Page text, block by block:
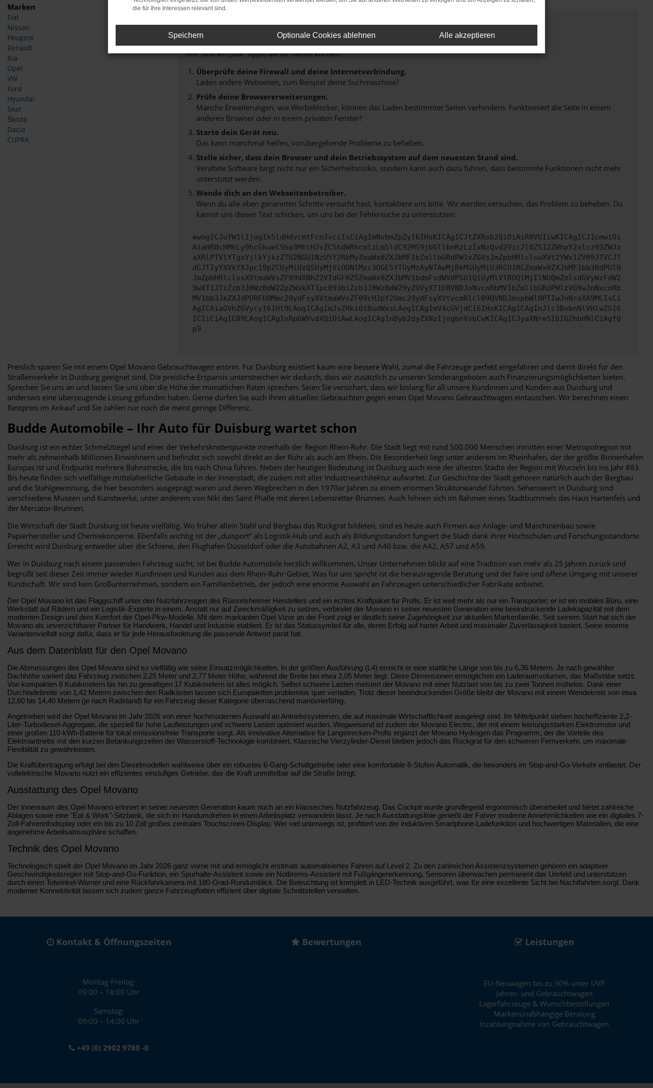
Marken
Fiat
Nissan
Peugeot
Renault
Kia
Opel
VW
Ford
Hyundai
Seat
Škoda
Dacia
CUPRA
Fehler: Network Error
Hier sind ein paar Tipps, die dir helfen können:
Überprüfe deine Firewall und deine Internetverbindung.
Laden andere Webseiten, zum Beispiel deine Suchmaschine?
Prüfe deine Browsererweiterungen.
Manche Erweiterungen, wie Werbeblocker, können das Laden bestimmter Seiten verhindern. Funktioniert die Seite in einem
anderen Browser oder in einem privaten Fenster?
Starte dein Gerät neu.
Das kann manchmal helfen, vorübergehende Probleme zu beheben.
Stelle sicher, dass dein Browser und dein Betriebssystem auf dem neuesten Stand sind.
Veraltete Software birgt nicht nur ein Sicherheitsrisiko, sondern kann auch dazu führen, dass bestimmte Funktionen nicht mehr
unterstützt werden.
Wende dich an den Webseitenbetreiber.
Wenn du alle oben genannten Schritte versucht hast, kontaktiere uns bitte. Wir werden versuchen, das Problem zu beheben. Du
kannst uns diesen Text schicken, um uns bei der Fehlersuche zu unterstützen:
ewogICJuYW1lIjogIk5ldHdvcmtFcnJvciIsCiAgImNvbmZpZyI6IHsKICAgICJtZXRob2QiOiAiR0VUIiwKICAgICJ1cmwiOi
AiaHR0cHM6Ly9hcGkueC5ha3MtcHJvZC5hdWRhcmlzLm5ldC92MS9jbGllbnRzLzIxNzQvd2Vic2l0ZS12ZWhpY2xlcz93ZWJz
aXRlPTVlYTgxYjlkYjkzZTU2NGU1NzU5Y2RkMyZmaWx0ZXJbMF1bZmllbGRdPW1vZGVsJmZpbHRlclswXVt2YWx1ZV09JTVCJT
dCJTIyYXVkYXJpc19pZCUyMiUzQSUyMjViODNlMzc3OGE5YTUyMzAyNTAwMjBkMSUyMiU3RCU1RCZmaWx0ZXJbMF1bb3BdPUlO
JmZpbHRlclsxXVtmaWVsZF09dXNhZ2VTdGF0ZSZmaWx0ZXJbMV1bdmFsdWVdPSU1QiUyMlVTRUQlMjIlNUQmZmlsdGVyWzFdW2
9wXT1JTiZzb3J0WzBdW2ZpZWxkXT1pc093biZzb3J0WzBdW29yZGVyXT1ERVNDJnNvcnRbMV1bZmllbGRdPWlzVG9wJnNvcnRb
MV1bb3JkZXJdPURFU0Mmc29ydFsyXVtmaWVsZF09cHJpY2Umc29ydFsyXVtvcmRlcl09QVNDJmxpbWl0PTIwJnNraXA9MCIsCi
AgICAiaGVhZGVycyI6IHt9LAogICAgImJvZHkiOiBudWxsLAogICAgImV4cGVjdCI6IHsKICAgICAgInJlc3BvbnNlVHlwZSI6
ICIiCiAgICB9LAogICAgInRpbWVvdXQiOiAwLAogICAgInByb2dyZXNzIjogbnVsbCwKICAgICJyaXNreSI6IGZhbHNlCiAgfQ
p9
Preislich sparen Sie mit einem Opel Movano Gebrauchtwagen enorm. Für Duisburg existiert kaum eine bessere Wahl, zumal die Fahrzeuge perfekt eingefahren und damit direkt für den
Straßenverkehr in Duisburg geeignet sind. Die preisliche Ersparnis unterstreichen wir dadurch, dass wir zusätzlich zu unseren Sonderangeboten auch Finanzierungsmöglichkeiten bieten.
Sprechen Sie uns an und lassen Sie uns über die Höhe der monatlichen Raten sprechen. Seien Sie versichert, dass wir bislang für all unsere Kundinnen und Kunden aus Duisburg und
anderswo eine überzeugende Lösung gefunden haben. Gerne dürfen Sie auch Ihren aktuellen Gebrauchten gegen einen Opel Movano Gebrauchtwagen eintauschen. Wir berechnen einen
Bestpreis im Ankauf und Sie zahlen nur noch die meist geringe Differenz.
Budde Automobile – Ihr Auto für Duisburg wartet schon
Duisburg ist ein echter Schmelztiegel und einer der Verkehrsknotenpunkte innerhalb der Region Rhein-Ruhr. Die Stadt liegt mit rund 500.000 Menschen inmitten einer Metropolregion mit
mehr als zehneinhalb Millionen Einwohnern und befindet sich sowohl direkt an der Ruhr als auch am Rhein. Die Besonderheit liegt unter anderem im Rheinhafen, der der größte Binnenhafen
Europas ist und Endpunkt mehrere Bahnstrecke, die bis nach China führen. Neben der heutigen Bedeutung ist Duisburg auch eine der ältesten Städte der Region mit Wurzeln bis ins Jahr 883.
Bis heute finden sich vielfältige mittelalterliche Gebäude in der Innenstadt, die zudem mit alter Industriearchitektur aufwartet. Zur Geschichte der Stadt gehören natürlich auch der Bergbau
und die Stahlgewinnung, die hier besonders ausgeprägt waren und deren Wegbrechen in den 1970er Jahren zu einem enormen Strukturwandel führten. Sehenswert in Duisburg sind
verschiedene Museen und Kunstwerke, unter anderem von Niki des Saint Phalle mit deren Lebensretter-Brunnen. Auch lohnen sich im Rahmen eines Stadtbummels das Haus Hartenfels und
der Mercator-Brunnen.
Die Wirtschaft der Stadt Duisburg ist heute vielfältig. Wo früher allein Stahl und Bergbau das Rückgrat bildeten, sind es heute auch Firmen aus Anlage- und Maschinenbau sowie
Papierhersteller und Chemiekonzerne. Ebenfalls wichtig ist der „duisport“ als Logistik-Hub und auch als Bildungsstandort fungiert die Stadt dank ihrer Hochschulen und Forschungsstandorte.
Erreicht wird Duisburg entweder über die Schiene, den Flughafen Düsseldorf oder die Autobahnen A2, A3 und A40 bzw. die A42, A57 und A59.
Wer in Duisburg nach einem passenden Fahrzeug sucht, ist bei Budde Automobile herzlich willkommen. Unser Unternehmen blickt auf eine Tradition von mehr als 25 Jahren zurück und
begrüßt seit dieser Zeit immer wieder Kundinnen und Kunden aus dem Rhein-Ruhr-Gebiet. Was für uns spricht ist die herausragende Beratung und der faire und offene Umgang mit unserer
Kundschaft. Wir sind kein Großunternehmen, sondern ein Familienbetrieb, der jedoch eine enorme Auswahl an Fahrzeugen unterschiedlicher Fabrikate anbietet.
Der Opel Movano ist das Flaggschiff unter den Nutzfahrzeugen des Rüsselsheimer Herstellers und ein echtes Kraftpaket für Profis. Er ist weit mehr als nur ein Transporter; er ist ein mobiles Büro, eine
Werkstatt auf Rädern und ein Logistik-Experte in einem. Anstatt nur auf Zweckmäßigkeit zu setzen, verbindet der Movano in seiner neuesten Generation eine beeindruckende Ladekapazität mit dem
modernen Design und dem Komfort der Opel-Pkw-Modelle. Mit dem markanten Opel Vizor an der Front zeigt er deutlich seine Zugehörigkeit zur aktuellen Markenfamilie. Seit seinem Start hat sich der
Movano als unverzichtbarer Partner für Handwerk, Handel und Industrie etabliert. Er ist das Statussymbol für alle, deren Erfolg auf harter Arbeit und maximaler Zuverlässigkeit basiert. Seine enorme
Variantenvielfalt sorgt dafür, dass er für jede Herausforderung die passende Antwort parat hat.
Aus dem Datenblatt für den Opel Movano
Die Abmessungen des Opel Movano sind so vielfältig wie seine Einsatzmöglichkeiten. In der größten Ausführung (L4) erreicht er eine stattliche Länge von bis zu 6,36 Metern. Je nach gewählter
Dachhöhe variiert das Fahrzeug zwischen 2,25 Meter und 2,77 Meter Höhe, während die Breite bei etwa 2,05 Meter liegt. Diese Dimensionen ermöglichen ein Laderaumvolumen, das Maßstäbe setzt:
Von kompakten 8 Kubikmetern bis hin zu gewaltigen 17 Kubikmetern ist alles möglich. Selbst schwere Lasten meistert der Movano mit einer Nutzlast von bis zu zwei Tonnen mühelos. Dank einer
Durchladebreite von 1,42 Metern zwischen den Radkästen lassen sich Europaletten problemlos quer verladen. Trotz dieser beeindruckenden Größe bleibt der Movano mit einem Wendekreis von etwa
12,60 bis 14,40 Metern (je nach Radstand) für ein Fahrzeug dieser Kategorie überraschend manövrierfähig.
Angetrieben wird der Opel Movano im Jahr 2026 von einer hochmodernen Auswahl an Antriebssystemen, die auf maximale Wirtschaftlichkeit ausgelegt sind. Im Mittelpunkt stehen hocheffiziente 2,2-
Liter-Turbodiesel-Aggregate, die speziell für hohe Laufleistungen und schwere Lasten optimiert wurden. Wegweisend ist zudem der Movano Electric, der mit einem leistungsstarken Elektromotor und
einer großen 110-kWh-Batterie für lokal emissionsfreie Transporte sorgt. Als innovative Alternative für Langstrecken-Profis ergänzt der Movano Hydrogen das Programm, der die Vorteile des
Elektroantriebs mit den kurzen Betankungszeiten der Wasserstoff-Technologie kombiniert. Klassische Vierzylinder-Diesel bleiben jedoch das Rückgrat für den schweren Fernverkehr, um maximale
Flexibilität zu gewährleisten.
Die Kraftübertragung erfolgt bei den Dieselmodellen wahlweise über ein robustes 6-Gang-Schaltgetriebe oder eine komfortable 8-Stufen-Automatik, die besonders im Stop-and-Go-Verkehr entlastet. Der
vollelektrische Movano nutzt ein effizientes einstufiges Getriebe, das die Kraft unmittelbar auf die Straße bringt.
Ausstattung des Opel Movano
Der Innenraum des Opel Movano erinnert in seiner neuesten Generation kaum noch an ein klassisches Nutzfahrzeug. Das Cockpit wurde grundlegend ergonomisch überarbeitet und bietet zahlreiche
Ablagen sowie eine "Eat & Work"-Sitzbank, die sich im Handumdrehen in einen Arbeitsplatz verwandeln lässt. Je nach Ausstattungslinie genießt der Fahrer moderne Annehmlichkeiten wie ein digitales 7-
Zoll-Fahrerinfodisplay oder ein bis zu 10 Zoll großes zentrales Touchscreen-Display. Wer viel unterwegs ist, profitiert von der induktiven Smartphone-Ladefunktion und hochwertigen Materialien, die eine
angenehme Arbeitsatmosphäre schaffen.
Technik des Opel Movano
Technologisch spielt der Opel Movano im Jahr 2026 ganz vorne mit und ermöglicht erstmals automatisiertes Fahren auf Level 2. Zu den zahlreichen Assistenzsystemen gehören ein adaptiver
Geschwindigkeitsregler mit Stop-and-Go-Funktion, ein Spurhalte-Assistent sowie ein Notbrems-Assistent mit Fußgängererkennung. Sensoren überwachen permanent das Umfeld und unterstützen
durch einen Totwinkel-Warner und eine Rückfahrkamera mit 180-Grad-Rundumblick. Die Beleuchtung ist komplett in LED-Technik ausgeführt, was für eine exzellente Sicht bei Nachtfahrten sorgt. Dank
moderner Konnektivität lassen sich zudem ganze Fahrzeugflotten effizient über digitale Schnittstellen verwalten.
Kontakt & Öffnungszeiten
Montag-Freitag:
09:00 – 18:00 Uhr
Samstag:
09:00 – 14:00 Uhr
+49 (0) 2902 9780 -0
Bewertungen Leistungen
EU-Neuwagen bis zu 30% unter UVP
Jahres- und Gebrauchtwagen
Lagerfahrzeuge & Wunschbestellungen
Markenunabhängige Beratung
Inzahlungnahme von Gebrauchtwagen
die für Ihre Interessen relevant sind.
Speichern Optionale Cookies ablehnen Alle akzeptieren